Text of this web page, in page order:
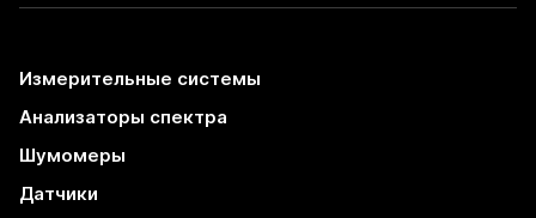
Измерительные системы
Анализаторы спектра
Шумомеры
Датчики